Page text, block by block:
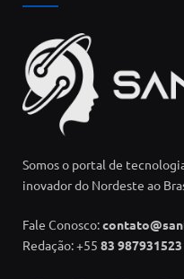
Somos o portal de
inovador do Nordeste ao
Fale Conosco:
Redação: +55 83 987931523